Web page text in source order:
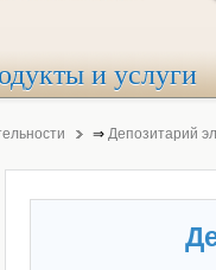
и услуги
⇒ Депозитарий